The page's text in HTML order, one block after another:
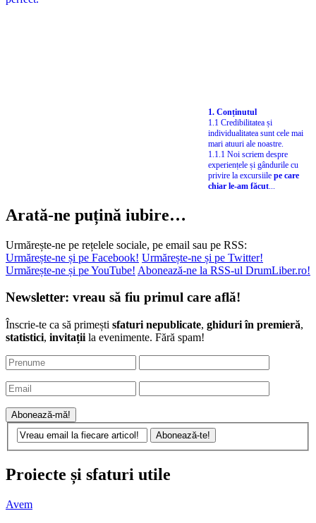
1. Conținutul
1.1 Credibilitatea și
individualitatea sunt cele mai
mari atuuri ale noastre.
1.1.1 Noi scriem despre
experiențele și gândurile cu
privire la excursiile pe care
chiar le-am făcut...
Arată-ne puțină iubire…
Urmărește-ne pe rețelele sociale, pe email sau pe RSS:
Urmărește-ne și pe Facebook! Urmărește-ne și pe Twitter!
Urmărește-ne și pe YouTube! Abonează-ne la RSS-ul DrumLiber.ro!
Newsletter: vreau să fiu primul care află!
Înscrie-te ca să primești sfaturi nepublicate, ghiduri în premieră,
statistici, invitații la evenimente. Fără spam!
Proiecte și sfaturi utile
Avem